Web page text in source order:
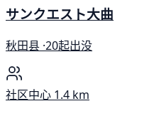
サンクエスト大曲
秋田县 ·20起出没
社区中心 1.4 km